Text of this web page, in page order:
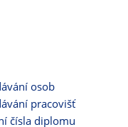
osob
pracovišť
čísla diplomu